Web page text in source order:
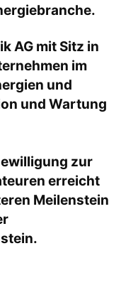
AG mit Sitz in
im
und
und Wartung
zur
erreicht
Meilenstein